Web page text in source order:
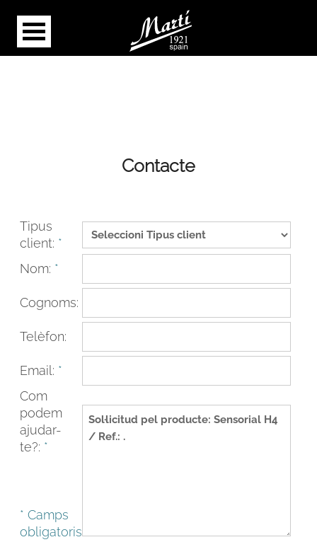
INSTAGRAM
Contacte
Tipus
client: *
Nom: *
Cognoms:
Telèfon:
Email: *
Com
podem
ajudar-
te?: *
* Camps
obligatoris